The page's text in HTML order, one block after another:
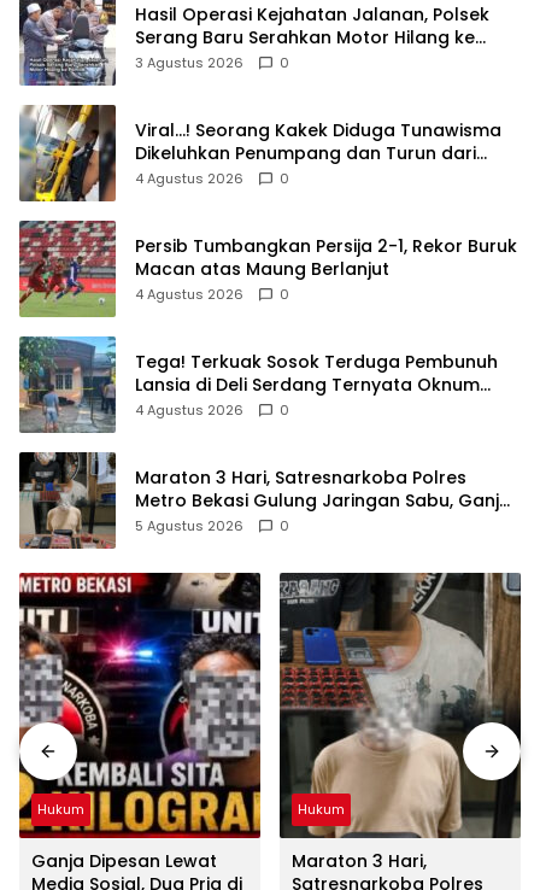
Hasil Operasi Kejahatan Jalanan, Polsek
Serang Baru Serahkan Motor Hilang ke
Pemilik
3 Agustus 2026 0
Viral…! Seorang Kakek Diduga Tunawisma
Dikeluhkan Penumpang dan Turun dari
TransJakarta Karena Bau Badan
4 Agustus 2026 0
Persib Tumbangkan Persija 2-1, Rekor Buruk
Macan atas Maung Berlanjut
4 Agustus 2026 0
Tega! Terkuak Sosok Terduga Pembunuh
Lansia di Deli Serdang Ternyata Oknum
Polisi Tetangga Korban
4 Agustus 2026 0
Maraton 3 Hari, Satresnarkoba Polres
Metro Bekasi Gulung Jaringan Sabu, Ganja,
dan Tramadol
5 Agustus 2026 0
Hukum
Ganja Dipesan Lewat
Media Sosial, Dua Pria di
Hukum
Maraton 3 Hari,
Satresnarkoba Polres